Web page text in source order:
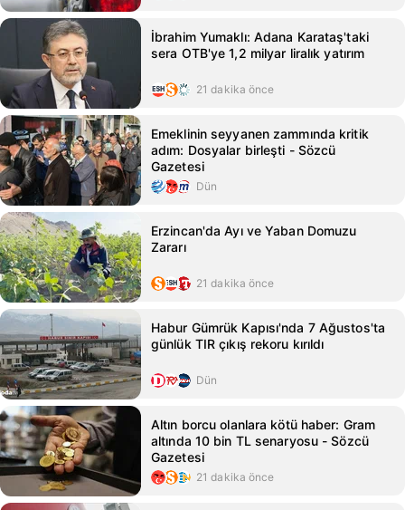
İbrahim Yumaklı: Adana Karataş'taki
sera OTB'ye 1,2 milyar liralık yatırım
21 dakika önce
Emeklinin seyyanen zammında kritik
adım: Dosyalar birleşti - Sözcü
Gazetesi
Dün
Erzincan'da Ayı ve Yaban Domuzu
Zararı
21 dakika önce
Habur Gümrük Kapısı'nda 7 Ağustos'ta
günlük TIR çıkış rekoru kırıldı
Dün
Altın borcu olanlara kötü haber: Gram
altında 10 bin TL senaryosu - Sözcü
Gazetesi
21 dakika önce